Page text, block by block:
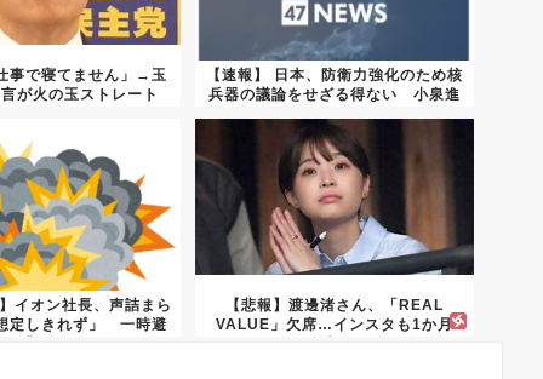
事で寝てません」→玉
が火の玉ストレート
【速報】 日本、防衛力強化のため核
兵器の議論をせざる得ない 小泉進
イオン社長、声詰まら
定しきれず」 一時避
【悲報】渡邊渚さん、「REAL
VALUE」欠席…インスタも1か月